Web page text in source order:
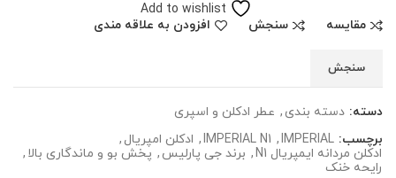
Add to wishlist
مقایسه
سنجش افزودن به علاقه مندی
سنجش
دسته: دسته بندی , عطر ادکلن و اسپری
برچسب: IMPERIAL
,
IMPERIAL N1
, ادکلن امپریال ,
ادکلن مردانه ایمپریال N1
, برند جی پارلیس , پخش بو و ماندگاری بالا ,
رایحه خنک